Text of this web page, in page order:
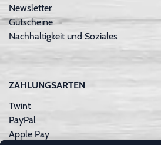
Newsletter
Gutscheine
Nachhaltigkeit und Soziales
ZAHLUNGSARTEN
Twint
PayPal
Apple Pay